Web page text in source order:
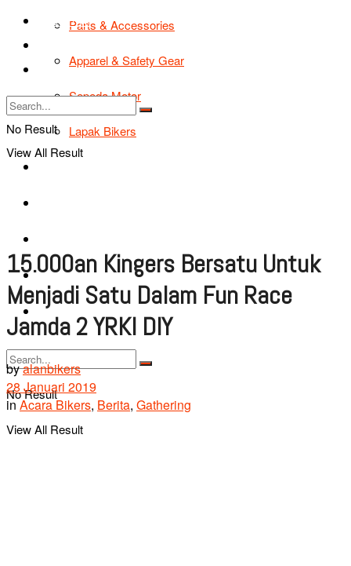
Parts & Accessories
Apparel & Safety Gear
Sepeda Motor
Lapak Bikers
Bikers Cars
Tentang Kami
No Result
View All Result
TIPS & TRIK
Tentang Kami
No Result
View All Result
15.000an Kingers Bersatu Untuk
Menjadi Satu Dalam Fun Race
Jamda 2 YRKI DIY
byalanbikers
28 Januari 2019
in Acara Bikers, Berita, Gathering